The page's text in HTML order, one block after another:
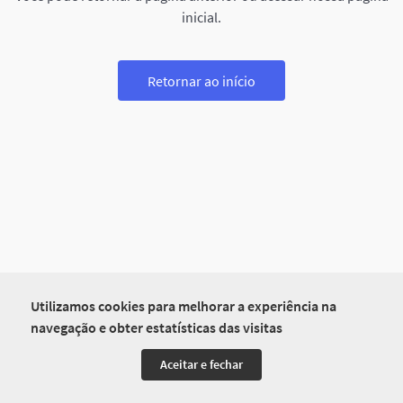
Utilizamos cookies para melhorar a experiência na
navegação e obter estatísticas das visitas
Aceitar e fechar
inicial.
Retornar ao início